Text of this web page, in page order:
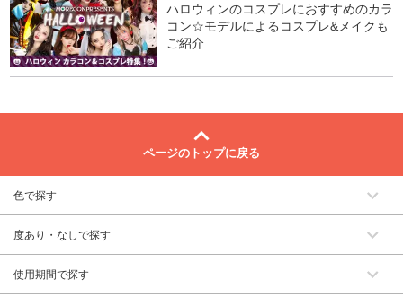
ハロウィンのコスプレにおすすめのカラ
コン☆モデルによるコスプレ&メイクも
ご紹介
ページのトップに戻る
色で探す
度あり・なしで探す
使用期間で探す